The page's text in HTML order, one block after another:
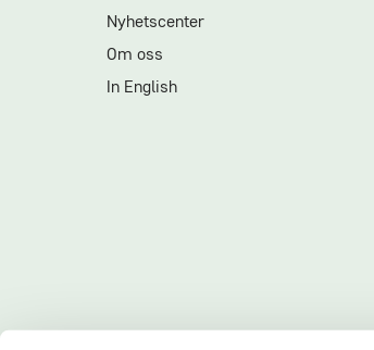
Nyhetscenter
Om oss
In English